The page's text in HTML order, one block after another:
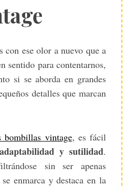
ese olor a nuevo que a
sentido para contentarnos,
si se aborda en grandes
detalles que marcan
bombillas vintage, es fácil
adaptabilidad y sutilidad.
sin ser apenas
enmarca y destaca en la